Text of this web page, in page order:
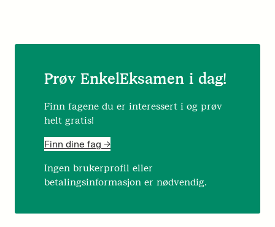
Prøv EnkelEksamen i dag!
Finn fagene du er interessert i og prøv
helt gratis!
Finn dine fag ->
Ingen brukerprofil eller
betalingsinformasjon er nødvendig.